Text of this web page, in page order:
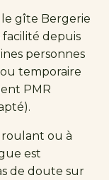
gîte Bergerie
facilité depuis
personnes
temporaire
PMR
roulant ou à
est
de doute sur